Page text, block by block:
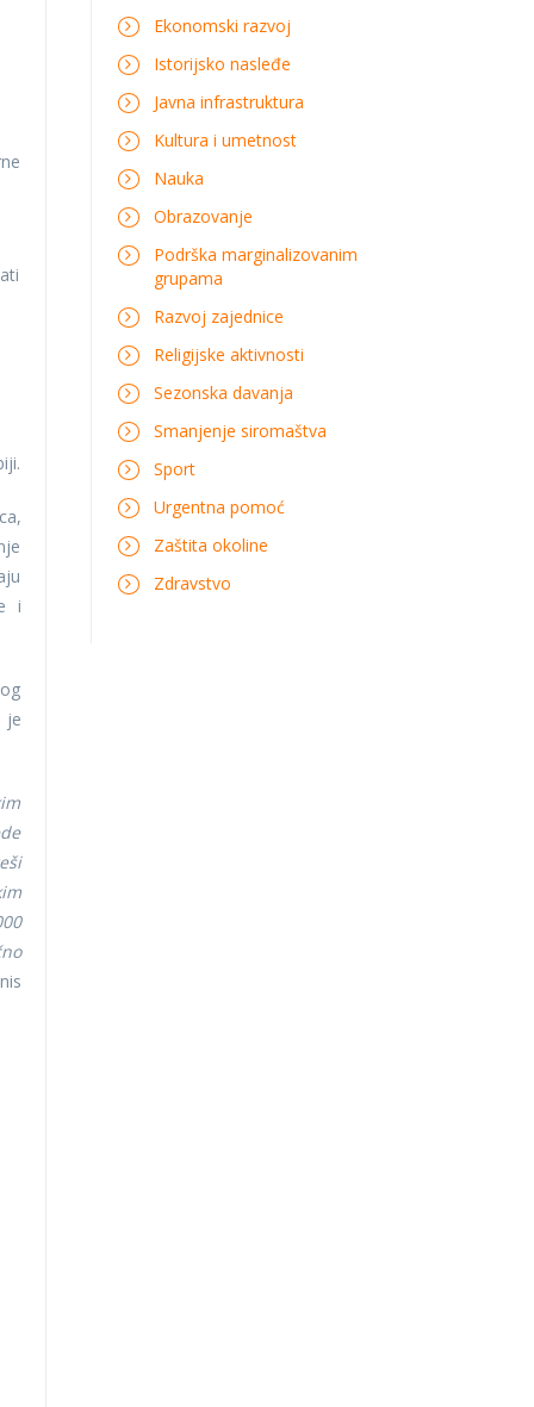
i
je
Ekonomski razvoj
Istorijsko nasleđe
Javna infrastruktura
Kultura i umetnost
Nauka
Obrazovanje
Podrška marginalizovanim
grupama
Razvoj zajednice
Religijske aktivnosti
Sezonska davanja
Smanjenje siromaštva
Sport
Urgentna pomoć
Zaštita okoline
Zdravstvo